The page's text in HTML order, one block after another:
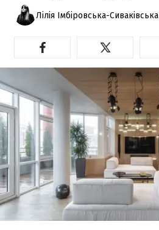
Лілія Імбіровська-Сиваківська